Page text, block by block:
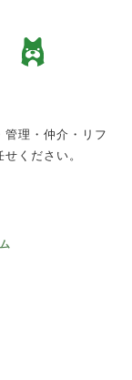
ー
レからタンクレ
まし...
たのですが、照
取り付...
雨樋の取り替
ノベーションか
ラス』...
も承っておりま
→建物...
理・仲介・リフ
ください。